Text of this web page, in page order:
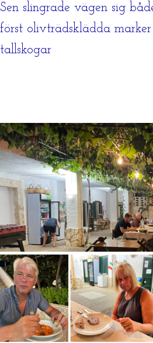
Sen slingrade vägen sig
först olivträdsklädda marker
tallskogar